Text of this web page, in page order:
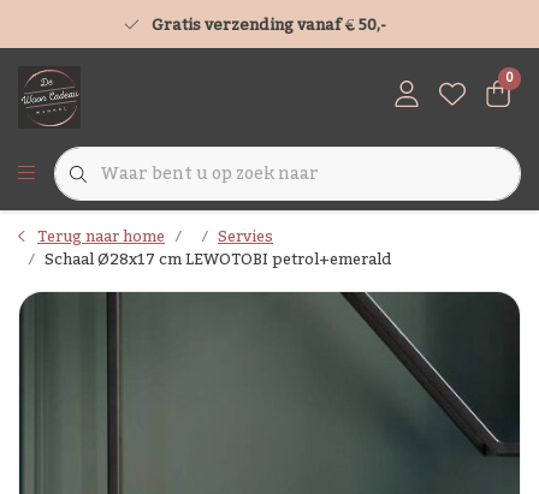
Gratis verzending vanaf € 50,-
0
Terug naar home Servies
Schaal Ø28x17 cm LEWOTOBI petrol+emerald